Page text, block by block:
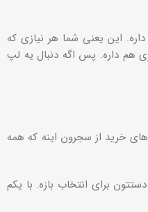
این یعنی شما هر نیازی که
هم داره. پس اگه دنبال یه لپ
خرید از سجرون اینه که همه
برای انتخاب بازه. با یکم